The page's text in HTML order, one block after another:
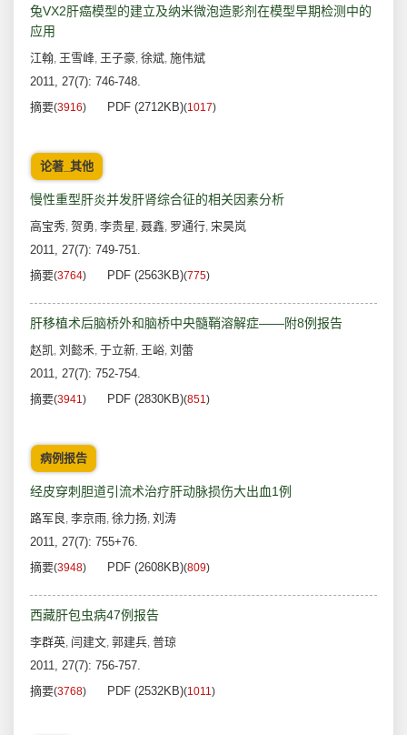
兔VX2肝癌模型的建立及纳米微泡造影剂在模型早期检测中的
应用
江翰, 王雪峰, 王子豪, 徐斌, 施伟斌
2011, 27(7): 746-748.
摘要(3916) PDF (2712KB)(1017)
论著_其他
慢性重型肝炎并发肝肾综合征的相关因素分析
高宝秀, 贺勇, 李贵星, 聂鑫, 罗通行, 宋昊岚
2011, 27(7): 749-751.
摘要(3764) PDF (2563KB)(775)
肝移植术后脑桥外和脑桥中央髓鞘溶解症——附8例报告
赵凯, 刘懿禾, 于立新, 王峪, 刘蕾
2011, 27(7): 752-754.
摘要(3941) PDF (2830KB)(851)
病例报告
经皮穿刺胆道引流术治疗肝动脉损伤大出血1例
路军良, 李京雨, 徐力扬, 刘涛
2011, 27(7): 755+76.
摘要(3948) PDF (2608KB)(809)
西藏肝包虫病47例报告
李群英, 闫建文, 郭建兵, 普琼
2011, 27(7): 756-757.
摘要(3768) PDF (2532KB)(1011)